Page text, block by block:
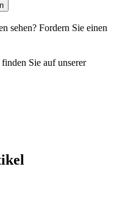
sehen? Fordern Sie einen
Sie auf unserer